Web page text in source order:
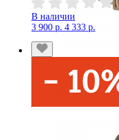
В наличии
3 900 р. 4 333 р.